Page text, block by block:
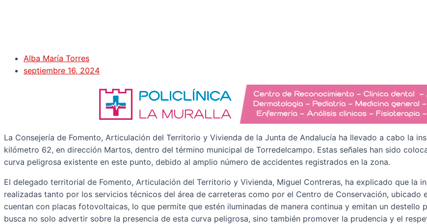
Alba María Torres
septiembre 16, 2024
La Consejería de Fomento, Articulación del Territorio y Vivienda de la Junta de Andalucía ha llevado a cabo la
kilómetro 62, en dirección Martos, dentro del término municipal de Torredelcampo. Estas señales han sido
curva peligrosa existente en este punto, debido al amplio número de accidentes registrados en la zona.
El delegado territorial de Fomento, Articulación del Territorio y Vivienda, Miguel Contreras, ha explicado que la
realizadas tanto por los servicios técnicos del área de carreteras como por el Centro de Conservación, ubicado
cuentan con placas fotovoltaicas, lo que permite que estén iluminadas de manera continua y emitan un destello
busca no solo advertir sobre la presencia de esta curva peligrosa, sino también promover la prudencia y el